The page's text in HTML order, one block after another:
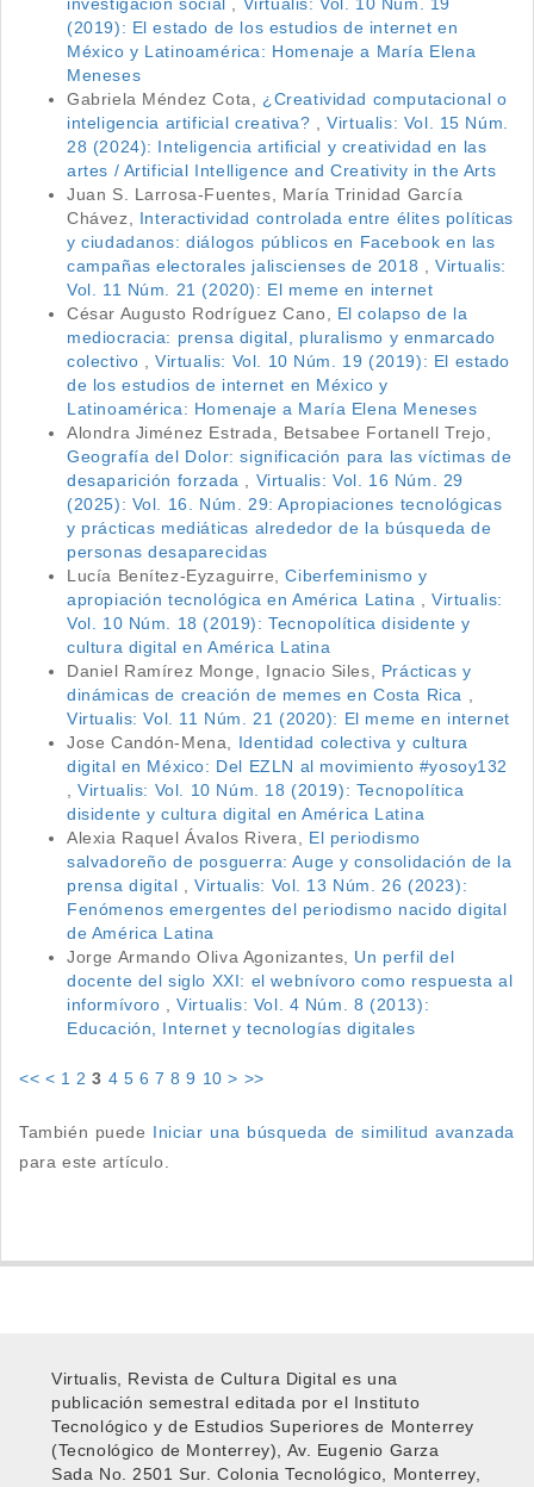
investigación social , Virtualis: Vol. 10 Núm. 19
(2019): El estado de los estudios de internet en
México y Latinoamérica: Homenaje a María Elena
Meneses
Gabriela Méndez Cota, ¿Creatividad computacional o
inteligencia artificial creativa? ,Virtualis: Vol. 15 Núm.
28 (2024): Inteligencia artificial y creatividad en las
artes / Artificial Intelligence and Creativity in the Arts
Juan S. Larrosa-Fuentes, María Trinidad García
Chávez, Interactividad controlada entre élites políticas
y ciudadanos: diálogos públicos en Facebook en las
campañas electorales jaliscienses de 2018 , Virtualis:
Vol. 11 Núm. 21 (2020): El meme en internet
César Augusto Rodríguez Cano, El colapso de la
mediocracia: prensa digital, pluralismo y enmarcado
colectivo ,Virtualis: Vol. 10 Núm. 19 (2019): El estado
de los estudios de internet en México y
Latinoamérica: Homenaje a María Elena Meneses
Alondra Jiménez Estrada, Betsabee Fortanell Trejo,
Geografía del Dolor: significación para las víctimas de
desaparición forzada , Virtualis: Vol. 16 Núm. 29
(2025): Vol. 16. Núm. 29: Apropiaciones tecnológicas
y prácticas mediáticas alrededor de la búsqueda de
personas desaparecidas
Lucía Benítez-Eyzaguirre,Ciberfeminismo y
apropiación tecnológica en América Latina , Virtualis:
Vol. 10 Núm. 18 (2019): Tecnopolítica disidente y
cultura digital en América Latina
Daniel Ramírez Monge, Ignacio Siles, Prácticas y
dinámicas de creación de memes en Costa Rica ,
Virtualis: Vol. 11 Núm. 21 (2020): El meme en internet
Jose Candón-Mena, Identidad colectiva y cultura
digital en México: Del EZLN al movimiento #yosoy132
,Virtualis: Vol. 10 Núm. 18 (2019): Tecnopolítica
disidente y cultura digital en América Latina
Alexia Raquel Ávalos Rivera, El periodismo
salvadoreño de posguerra: Auge y consolidación de la
prensa digital ,Virtualis: Vol. 13 Núm. 26 (2023):
Fenómenos emergentes del periodismo nacido digital
de América Latina
Jorge Armando Oliva Agonizantes, Un perfil del
docente del siglo XXI: el webnívoro como respuesta al
informívoro ,Virtualis: Vol. 4 Núm. 8 (2013):
Educación, Internet y tecnologías digitales
<< < 1 2 3 4 5 6 7 8 9 10 > >>
También puede Iniciar una búsqueda de similitud avanzada
para este artículo.
Virtualis, Revista de Cultura Digital es una
publicación semestral editada por el Instituto
Tecnológico y de Estudios Superiores de Monterrey
(Tecnológico de Monterrey), Av. Eugenio Garza
Sada No. 2501 Sur. Colonia Tecnológico, Monterrey,